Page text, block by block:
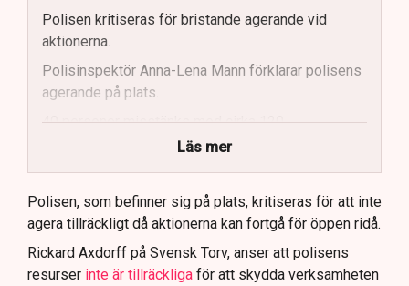
Polisen kritiseras för bristande agerande vid
aktionerna.
Polisinspektör Anna-Lena Mann förklarar polisens
agerande på plats.
40 personer misstänks med cirka 120
brottsmisstankar kopplade.
Polisen använder drönare och uniformerad polis
för att dokumentera bevis.
Samtidigt är polisarbetet komplext när det gäller
att navigera juridiska rättigheter och gränser.
Läs mer
Polisen, som befinner sig på plats, kritiseras för att inte
agera tillräckligt då aktionerna kan fortgå för öppen ridå.
Rickard Axdorff på Svensk Torv, anser att polisens
resurser inte är tillräckliga för att skydda verksamheten